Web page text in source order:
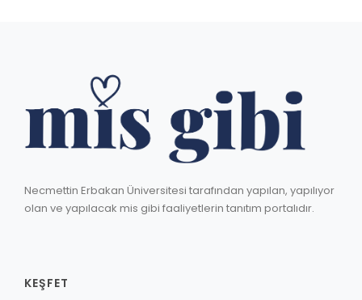
Necmettin Erbakan Üniversitesi tarafından yapılan, yapılıyor
olan ve yapılacak mis gibi faaliyetlerin tanıtım portalıdır.
KEŞFET